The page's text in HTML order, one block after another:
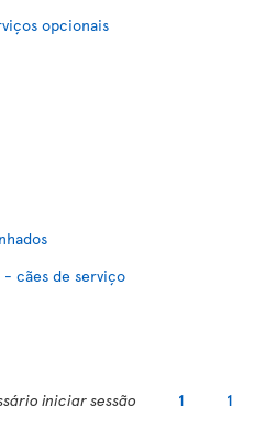
opcionais
- cães de serviço
iniciar sessão 1 1